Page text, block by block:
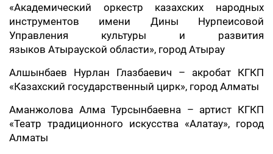
«Академический оркестр казахских народных
инструментов имени Дины Нурпеисовой
Управления культуры и развития
языков Атырауской области», город Атырау
Алшынбаев Нурлан Глазбаевич – акробат КГКП
«Казахский государственный цирк», город Алматы
Аманжолова Алма Турсынбаевна – артист КГКП
«Театр традиционного искусства «Алатау», город
Алматы